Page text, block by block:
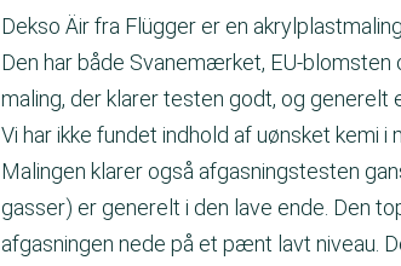
Dekso Äir fra Flügger er en
Den har både Svanemærket, EU-
maling, der klarer testen godt, og generelt
Vi har ikke fundet indhold af uønsket kemi i
Malingen klarer også afgasningstesten
gasser) er generelt i den lave ende. Den
afgasningen nede på et pænt lavt niveau.